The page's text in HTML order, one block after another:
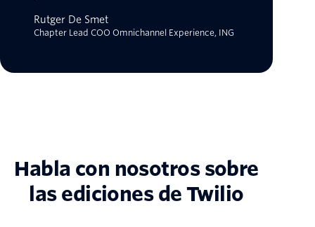
Rutger De Smet
Chapter Lead COO Omnichannel Experience, ING
Habla con nosotros sobre
las ediciones de Twilio